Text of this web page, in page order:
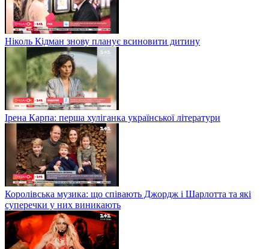
Ніколь Кідман знову планує всиновити дитину
Ірена Карпа: перша хуліганка української літератури
Королівська музика: що співають Джордж і Шарлотта та які
суперечки у них виникають